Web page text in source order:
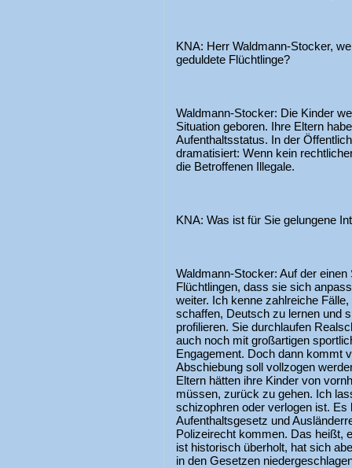
KNA: Herr Waldmann-Stocker,
geduldete Flüchtlinge?
Waldmann-Stocker: Die Kinder
Situation geboren. Ihre Eltern
Aufenthaltsstatus. In der
dramatisiert: Wenn kein
die Betroffenen Illegale.
KNA: Was ist für Sie gelungene
Waldmann-Stocker: Auf der
Flüchtlingen, dass sie sich
weiter. Ich kenne zahlreiche
schaffen, Deutsch zu lernen und
profilieren. Sie durchlaufen
auch noch mit großartigen
Engagement. Doch dann kommt
Abschiebung soll vollzogen
Eltern hätten ihre Kinder von
müssen, zurück zu gehen. Ich
schizophren oder verlogen ist.
Aufenthaltsgesetz und
Polizeirecht kommen. Das heißt,
ist historisch überholt, hat sich
in den Gesetzen